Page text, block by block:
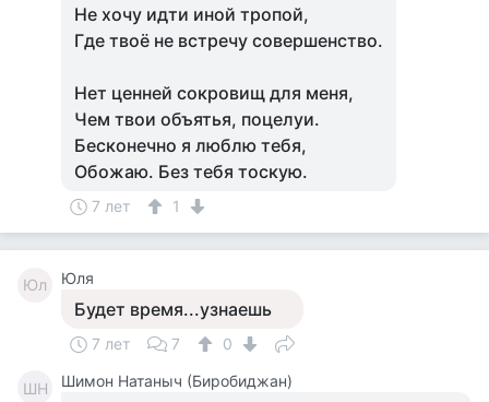
Не хочу идти иной тропой,
Где твоё не встречу совершенство.
Нет ценней сокровищ для меня,
Чем твои объятья, поцелуи.
Бесконечно я люблю тебя,
Обожаю. Без тебя тоскую.
7 лет 1
Юл Юля
Будет время...узнаешь
7 лет 7 0
ШН Шимон Натаныч (Биробиджан)